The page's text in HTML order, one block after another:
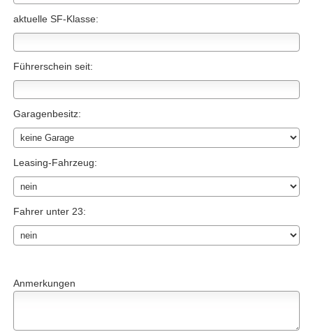
aktuelle SF-Klasse:
Führerschein seit:
Garagenbesitz:
Leasing-Fahrzeug:
Fahrer unter 23:
Anmerkungen